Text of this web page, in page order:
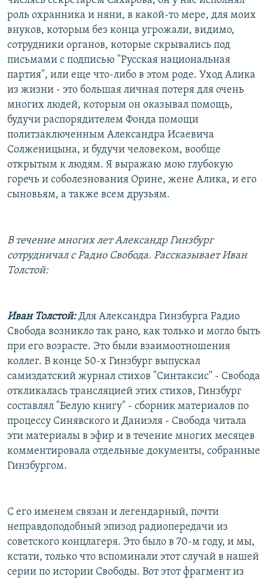
роль охранника и няни, в какой-то мере, для моих
внуков, которым без конца угрожали, видимо,
сотрудники органов, которые скрывались под
письмами с подписью "Русская национальная
партия", или еще что-либо в этом роде. Уход Алика
из жизни - это большая личная потеря для очень
многих людей, которым он оказывал помощь,
будучи распорядителем Фонда помощи
политзаключенным Александра Исаевича
Солженицына, и будучи человеком, вообще
открытым к людям. Я выражаю мою глубокую
горечь и соболезнования Орине, жене Алика, и его
сыновьям, а также всем друзьям.
В течение многих лет Александр Гинзбург
сотрудничал с Радио Свобода. Рассказывает Иван
Толстой:
Иван Толстой:Для Александра Гинзбурга Радио
Свобода возникло так рано, как только и могло быть
при его возрасте. Это были взаимоотношения
коллег. В конце 50-х Гинзбург выпускал
самиздатский журнал стихов "Синтаксис" - Свобода
откликалась трансляцией этих стихов, Гинзбург
составлял "Белую книгу" - сборник материалов по
процессу Синявского и Даниэля - Свобода читала
эти материалы в эфир и в течение многих месяцев
комментировала отдельные документы, собранные
Гинзбургом.
C его именем связан и легендарный, почти
неправдоподобный эпизод радиопередачи из
советского концлагеря. Это было в 70-м году, и мы,
кстати, только что вспоминали этот случай в нашей
серии по истории Свободы. Вот этот фрагмент из